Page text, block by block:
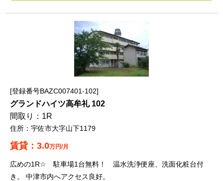
登録番号BAZC007401-102
グランドハイツ高牟礼 102
1R
宇佐市大字山下1179
3.0万円/月
広めの1R☆ 駐車場1台無料！ 温水洗浄便座、洗面化粧台付
き。 中津市内へアクセス良好。